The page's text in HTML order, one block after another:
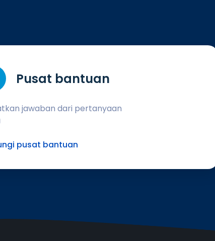
Pusat bantuan
jawaban dari pertanyaan
pusat bantuan